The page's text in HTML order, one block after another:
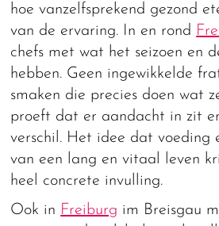
hoe vanzelfsprekend gezond
van de ervaring. In en rond
chefs met wat het seizoen en
hebben. Geen ingewikkelde
smaken die precies doen wat
proeft dat er aandacht in zit
verschil. Het idee dat voeding
van een lang en vitaal leven
heel concrete invulling.
Ook in Freiburg im Breisgau